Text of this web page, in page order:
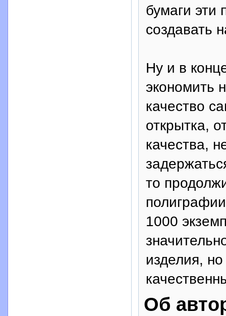
бумаги эти
создавать
Ну и в
экономить
качество
открытка,
качества,
то
1000
изделия,
Об